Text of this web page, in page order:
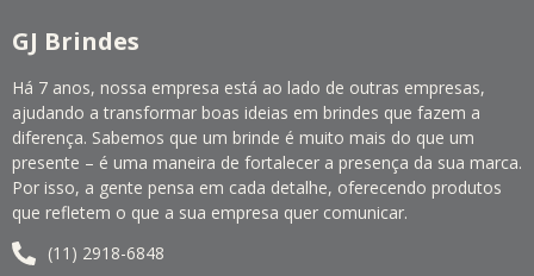
GJ Brindes
Há 7 anos, nossa empresa está ao lado de outras empresas,
ajudando a transformar boas ideias em brindes que fazem a
diferença. Sabemos que um brinde é muito mais do que um
presente – é uma maneira de fortalecer a presença da sua marca.
Por isso, a gente pensa em cada detalhe, oferecendo produtos
que refletem o que a sua empresa quer comunicar.
(11) 2918-6848